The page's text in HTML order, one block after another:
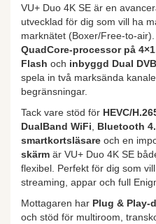
VU+ Duo 4K SE är en
utvecklad för dig som vill ha
marknätet (Boxer/Free-to-
QuadCore-processor på
Flash och inbyggd Dual
spela in två marksända
begränsningar.
Tack vare stöd för HEVC/
DualBand WiFi, Bluetooth
smartkortsläsare och en
skärm är VU+ Duo 4K SE
flexibel. Perfekt för dig som
streaming, appar och full
Mottagaren har Plug & Play-
och stöd för multiroom,